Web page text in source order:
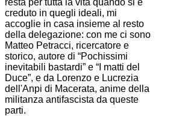
creduto in quegli ideali, mi
accoglie in casa insieme al resto
della delegazione: con me ci sono
Matteo Petracci, ricercatore e
storico, autore di “Pochissimi
inevitabili bastardi” e “I matti del
Duce”, e da Lorenzo e Lucrezia
dell'Anpi di Macerata, anime della
militanza antifascista da queste
parti.